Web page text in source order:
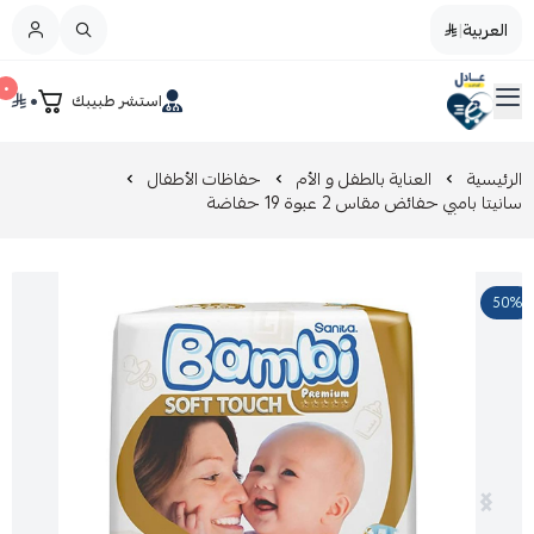
العربية|
صيدليات عادل استشر طبيبك ٠ ٠ القائمة الرئيسية
تخفيضات
عروض التوفير
العناية بالجمال
مزيل طلاء الأظافر
العناية بالطفل و الأم
العناية اليومية
الرئيسية العناية بالطفل و الأم حفاظات الأطفال
سانيتا بامبي حفائض مقاس 2 عبوة 19 حفاضة
50%